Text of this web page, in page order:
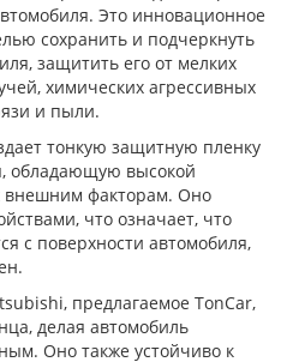
Это инновационное
сохранить и подчеркнуть
защитить его от мелких
химических агрессивных
и пыли.
тонкую защитную пленку
обладающую высокой
внешним факторам. Оно
что означает, что
с поверхности автомобиля,
предлагаемое TonCar,
делая автомобиль
Оно также устойчиво к